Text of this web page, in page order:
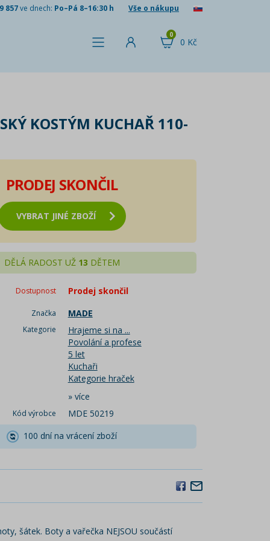
857ve dnech: Po–Pá 8–16:30 h Vše o nákupu
0 Kč
0
KOSTÝM KUCHAŘ 110-
PRODEJ SKONČIL
VYBRAT JINÉ ZBOŽÍ
DĚLÁ RADOST UŽ 13 DĚTEM
Dostupnost Prodej skončil
Značka MADE
Kategorie
Hrajeme si na ...
Povolání a profese
5 let
Kuchaři
Kategorie hraček
» více
Kód výrobce
MDE 50219
100 dní na vrácení zboží
šátek. Boty a vařečka NEJSOU součástí